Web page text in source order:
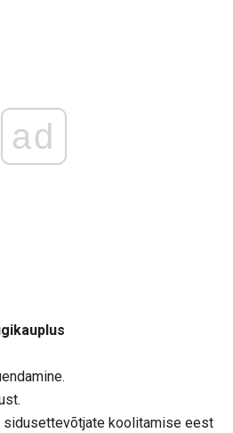
ad
sidusettevõtjate koolitamise eest